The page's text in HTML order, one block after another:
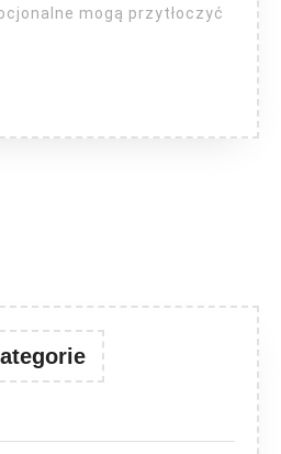
mogą przytłoczyć